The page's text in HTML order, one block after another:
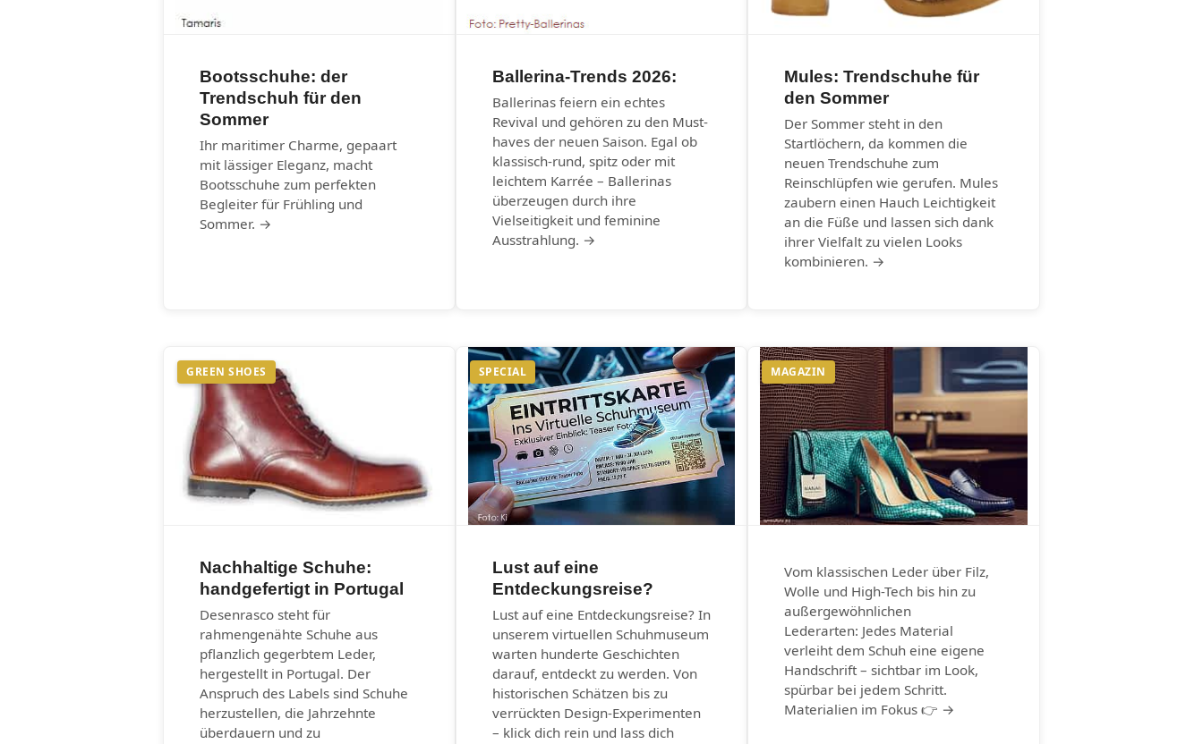
Bootsschuhe: der
Trendschuh für den
Sommer
Ihr maritimer Charme, gepaart
mit lässiger Eleganz, macht
Bootsschuhe zum perfekten
Begleiter für Frühling und
Sommer. →
Ballerina-Trends 2026:
Ballerinas feiern ein echtes
Revival und gehören zu den Must-
haves der neuen Saison. Egal ob
klassisch-rund, spitz oder mit
leichtem Karrée – Ballerinas
überzeugen durch ihre
Vielseitigkeit und feminine
Ausstrahlung. →
Mules: Trendschuhe für
den Sommer
Der Sommer steht in den
Startlöchern, da kommen die
neuen Trendschuhe zum
Reinschlüpfen wie gerufen. Mules
zaubern einen Hauch Leichtigkeit
an die Füße und lassen sich dank
ihrer Vielfalt zu vielen Looks
kombinieren. →
GREEN SHOES
Nachhaltige Schuhe:
handgefertigt in Portugal
Desenrasco steht für
rahmengenähte Schuhe aus
pflanzlich gegerbtem Leder,
hergestellt in Portugal. Der
Anspruch des Labels sind Schuhe
herzustellen, die Jahrzehnte
überdauern und zu
SPECIAL
Lust auf eine
Entdeckungsreise?
Lust auf eine Entdeckungsreise? In
unserem virtuellen Schuhmuseum
warten hunderte Geschichten
darauf, entdeckt zu werden. Von
historischen Schätzen bis zu
verrückten Design-Experimenten
– klick dich rein und lass dich
MAGAZIN
Vom klassischen Leder über Filz,
Wolle und High-Tech bis hin zu
außergewöhnlichen
Lederarten: Jedes Material
verleiht dem Schuh eine eigene
Handschrift – sichtbar im Look,
spürbar bei jedem Schritt.
Materialien im Fokus 👉 →